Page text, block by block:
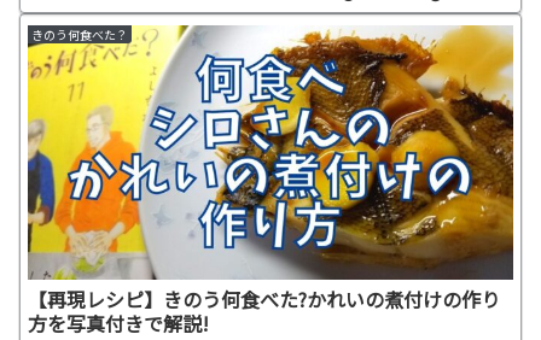
きのう何食べた？
【再現レシピ】きのう何食べた?かれいの煮付けの作り
方を写真付きで解説!